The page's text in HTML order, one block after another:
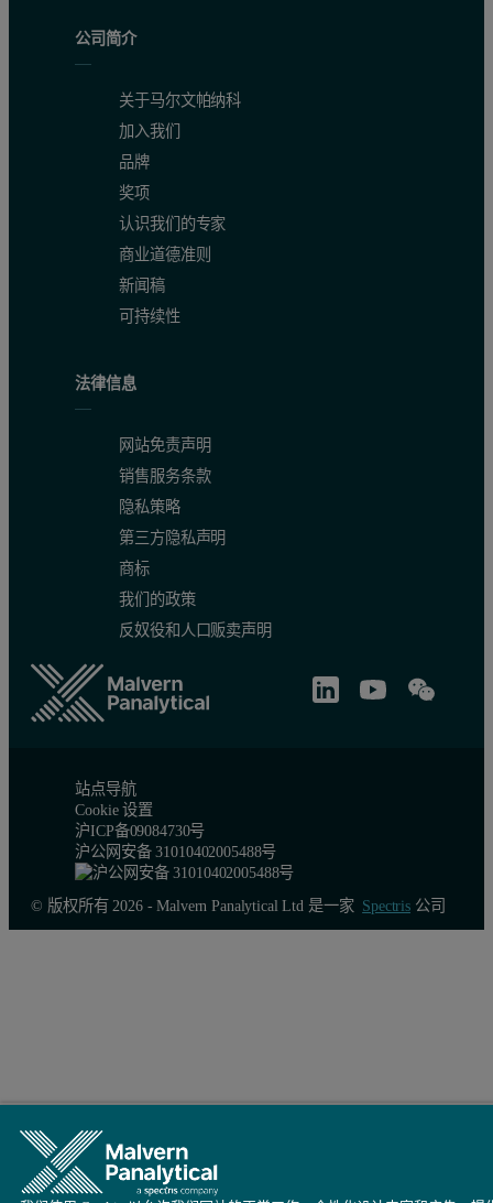
公司简介
关于马尔文帕纳科
加入我们
品牌
奖项
认识我们的专家
商业道德准则
新闻稿
可持续性
法律信息
网站免责声明
销售服务条款
隐私策略
第三方隐私声明
商标
我们的政策
反奴役和人口贩卖声明
站点导航
Cookie 设置
沪ICP备09084730号
沪公网安备 31010402005488号
© 版权所有 2026 - Malvern Panalytical Ltd 是一家 Spectris公司